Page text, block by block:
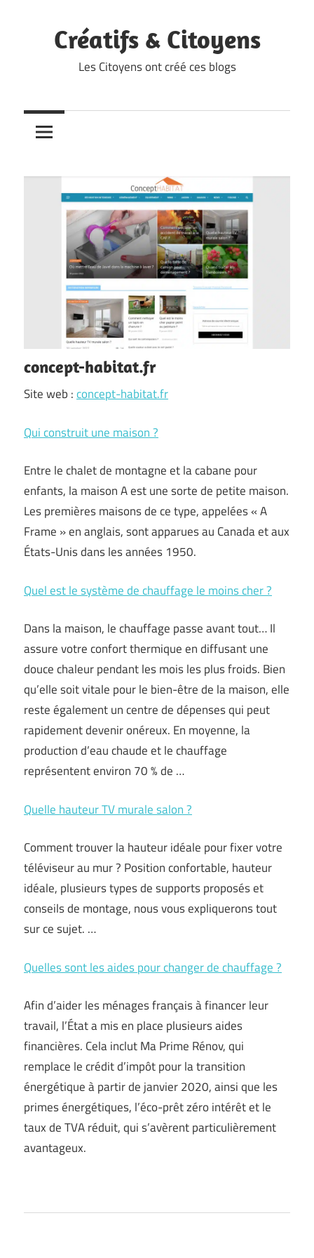
contentCréatifs & Citoyens
Les Citoyens ont créé ces blogs
concept-habitat.fr
Site web :concept-habitat.fr
Qui construit une maison ?
Entre le chalet de montagne et la cabane pour
enfants, la maison A est une sorte de petite maison.
Les premières maisons de ce type, appelées « A
Frame » en anglais, sont apparues au Canada et aux
États-Unis dans les années 1950.
Quel est le système de chauffage le moins cher ?
Dans la maison, le chauffage passe avant tout… Il
assure votre confort thermique en diffusant une
douce chaleur pendant les mois les plus froids. Bien
qu’elle soit vitale pour le bien-être de la maison, elle
reste également un centre de dépenses qui peut
rapidement devenir onéreux. En moyenne, la
production d’eau chaude et le chauffage
représentent environ 70 % de …
Quelle hauteur TV murale salon ?
Comment trouver la hauteur idéale pour fixer votre
téléviseur au mur ? Position confortable, hauteur
idéale, plusieurs types de supports proposés et
conseils de montage, nous vous expliquerons tout
sur ce sujet. …
Quelles sont les aides pour changer de chauffage ?
Afin d’aider les ménages français à financer leur
travail, l’État a mis en place plusieurs aides
financières. Cela inclut Ma Prime Rénov, qui
remplace le crédit d’impôt pour la transition
énergétique à partir de janvier 2020, ainsi que les
primes énergétiques, l’éco-prêt zéro intérêt et le
taux de TVA réduit, qui s’avèrent particulièrement
avantageux.